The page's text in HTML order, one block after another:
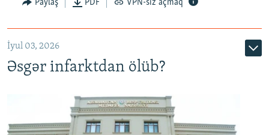
720p 1080p
Paylaş PDF VPN-siz açmaq
İyul 03, 2026
Əsgər infarktdan ölüb?